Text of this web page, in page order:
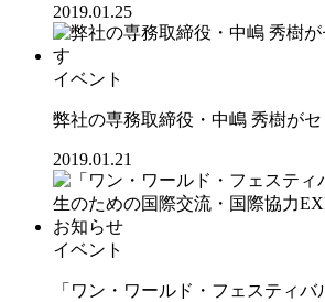
2019.01.25
イベント
弊社の専務取締役・中嶋 秀樹が
2019.01.21
イベント
「ワン・ワールド・フェスティバ